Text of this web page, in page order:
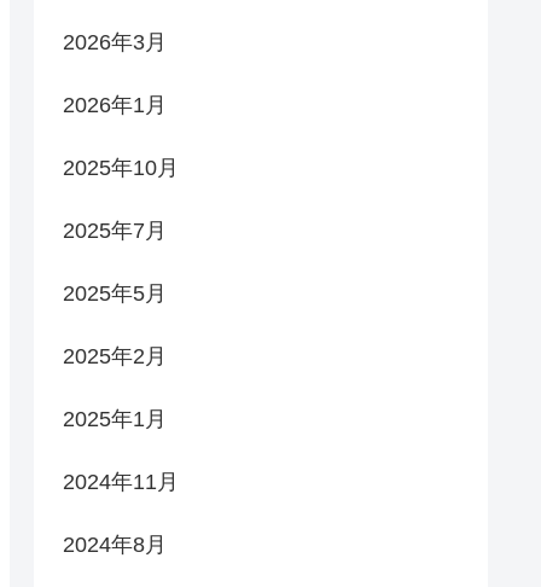
2026年3月
2026年1月
2025年10月
2025年7月
2025年5月
2025年2月
2025年1月
2024年11月
2024年8月